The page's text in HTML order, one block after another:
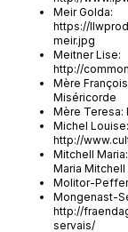
Meir Golda:
https://
meir.jpg
Meitner Lise:
http://
Mère
Miséricorde
Mère Teresa:
Michel Louise:
http://
Mitchell
Maria
Molitor-
Mongenast-
http://
servais/